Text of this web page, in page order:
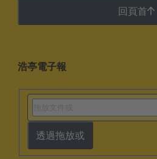
回頁首
浩亭電子報
透過拖放或